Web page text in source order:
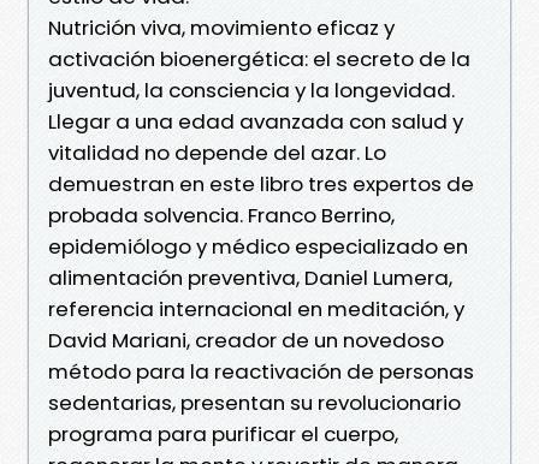
Nutrición viva, movimiento eficaz y
activación bioenergética: el secreto de la
juventud, la consciencia y la longevidad.
Llegar a una edad avanzada con salud y
vitalidad no depende del azar. Lo
demuestran en este libro tres expertos de
probada solvencia. Franco Berrino,
epidemiólogo y médico especializado en
alimentación preventiva, Daniel Lumera,
referencia internacional en meditación, y
David Mariani, creador de un novedoso
método para la reactivación de personas
sedentarias, presentan su revolucionario
programa para purificar el cuerpo,